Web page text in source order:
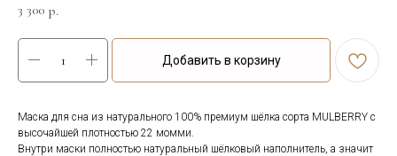
3 300 р.
Добавить в корзину
Маска для сна из натурального 100% премиум шёлка сорта MULBERRY с
высочайшей плотностью 22 момми.
Внутри маски полностью натуральный шёлковый наполнитель, а значит